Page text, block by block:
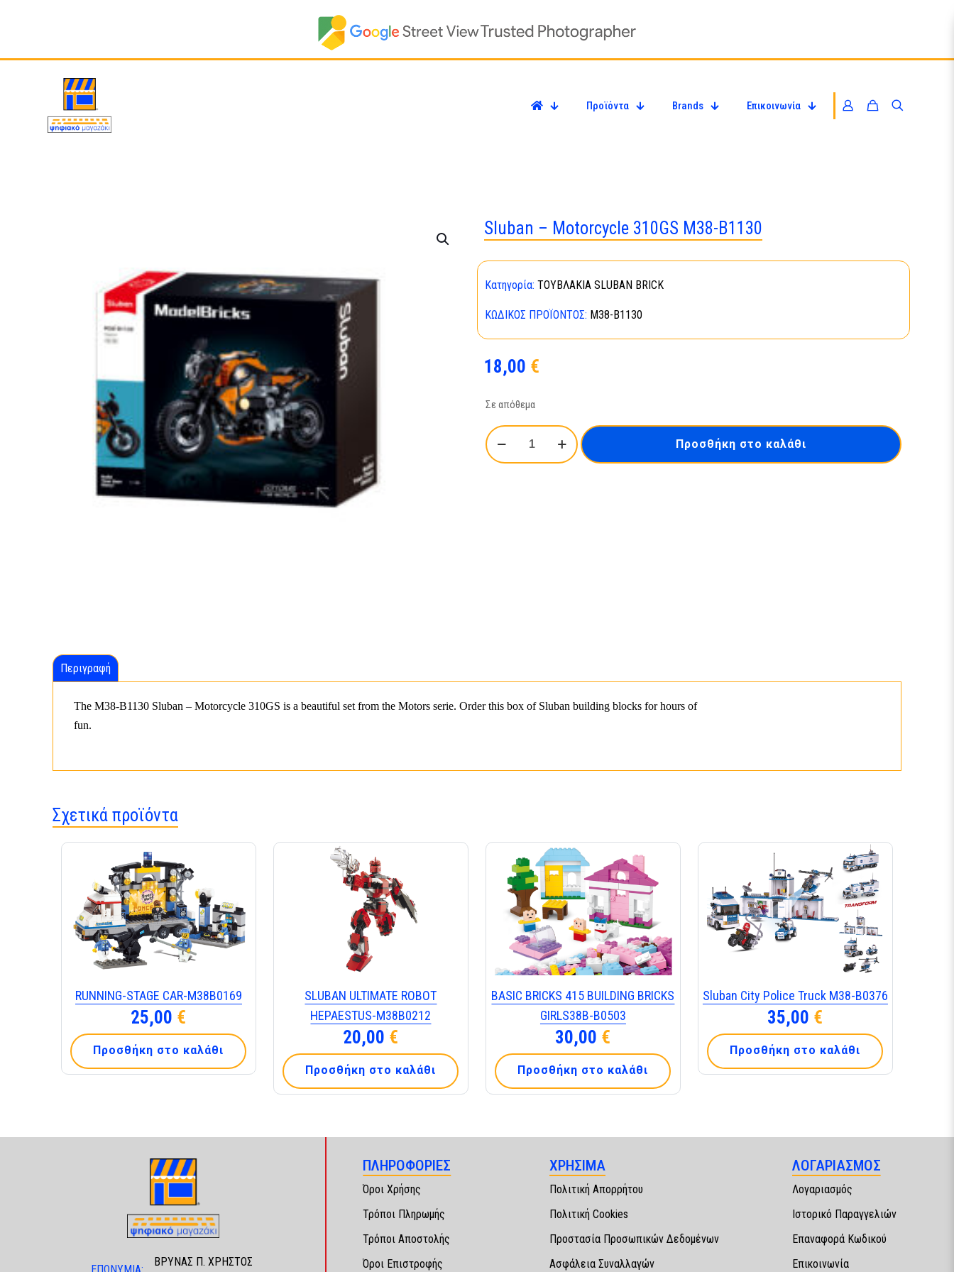
Προϊόντα Brands Επικοινωνία
Sluban – Motorcycle 310GS M38-B1130
Κατηγορία: ΤΟΥΒΛΑΚΙΑ SLUBAN BRICK
ΚΩΔΙΚΌΣ ΠΡΟΪΌΝΤΟΣ: M38-B1130
18,00 €
Σε απόθεμα
Sluban
-
Προσθήκη στο καλάθι
Περιγραφή
The M38-B1130 Sluban – Motorcycle 310GS is a beautiful set from the Motors serie. Order this box of Sluban building blocks for hours of
fun.
Σχετικά προϊόντα
RUNNING-STAGE CAR-Μ38Β0169
25,00 €
Προσθήκη στο καλάθι
SLUBAN ULTIMATE ROBOT
HEPAESTUS-Μ38Β0212
20,00 €
Προσθήκη στο καλάθι
BASIC BRICKS 415 BUILDING BRICKS
GIRLS38B-B0503
30,00 €
Προσθήκη στο καλάθι
Sluban City Police Truck M38-B0376
35,00 €
Προσθήκη στο καλάθι
ΕΠΩΝΥΜΙΑ:
ΒΡΥΝΑΣ Π. ΧΡΗΣΤΟΣ
ΠΛΗΡΟΦΟΡΙΕΣ
Όροι Χρήσης
Τρόποι Πληρωμής
Τρόποι Αποστολής
Όροι Επιστροφής
ΧΡΗΣΙΜΑ
Πολιτική Απορρήτου
Πολιτική Cookies
Προστασία Προσωπικών Δεδομένων
Ασφάλεια Συναλλαγών
ΛΟΓΑΡΙΑΣΜΟΣ
Λογαριασμός
Ιστορικό Παραγγελιών
Επαναφορά Κωδικού
Επικοινωνία